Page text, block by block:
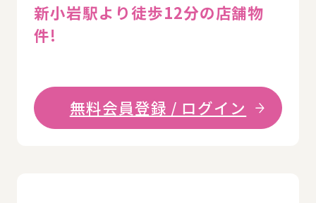
新小岩駅より徒歩12分の店舗物
件!
無料会員登録 / ログイン